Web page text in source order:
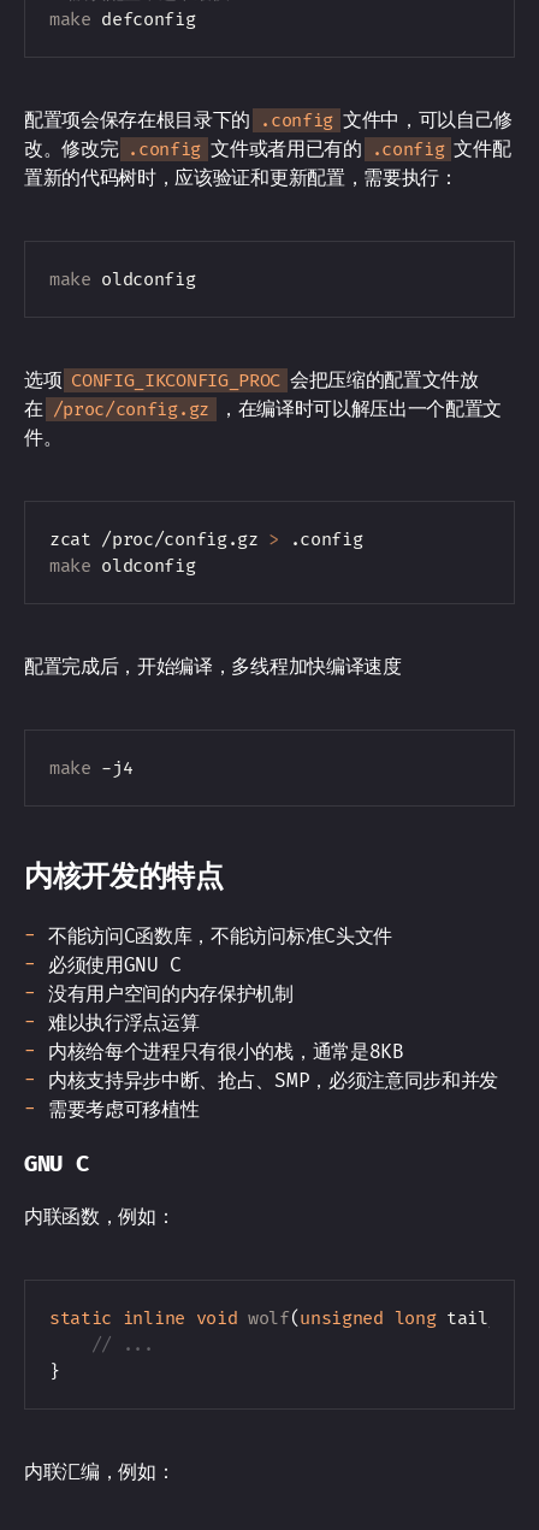
make
defconfig
配置项会保存在根目录下的 .config 文件中，可以自己修
改。修改完 .config 文件或者用已有的 .config 文件配
置新的代码树时，应该验证和更新配置，需要执行：
make oldconfig
选项 CONFIG_IKCONFIG_PROC 会把压缩的配置文件放
在 /proc/config.gz
，在编译时可以解压出一个配置文
件。
zcat /proc/config.gz >
.config
make
oldconfig
配置完成后，开始编译，多线程加快编译速度
make
内核开发的特点
不能访问C函数库，不能访问标准C头文件
必须使用GNU C
没有用户空间的内存保护机制
难以执行浮点运算
内核给每个进程只有很小的栈，通常是8KB
内核支持异步中断、抢占、SMP，必须注意同步和并发
需要考虑可移植性
GNU C
内联函数，例如：
static inline void wolf(unsigned long
// ...
}
内联汇编，例如：